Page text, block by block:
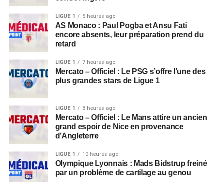
LIGUE 1 5 heures ago
AS Monaco : Paul Pogba et Ansu Fati
encore absents, leur préparation prend du
retard
LIGUE 1 7 heures ago
Mercato – Officiel : Le PSG s’offre l’une des
plus grandes stars de Ligue 1
LIGUE 1 8 heures ago
Mercato – Officiel : Le Mans attire un ancien
grand espoir de Nice en provenance
d’Angleterre
LIGUE 1 10 heures ago
Olympique Lyonnais : Mads Bidstrup freiné
par un problème de cartilage au genou